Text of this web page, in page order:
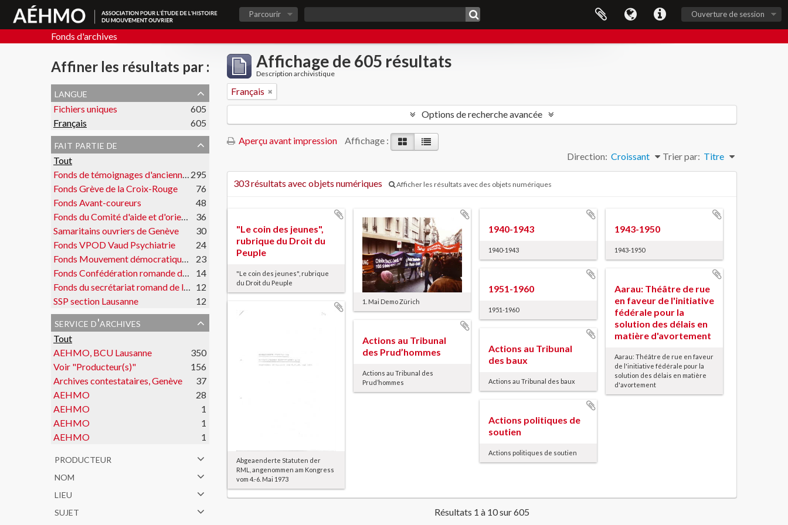
Ouverture de session
Parcourir
Fonds d'archives
Affiner les résultats par :
langue
Fichiers uniques
605
Français
605
fait partie de
Tout
Fonds de témoignages d'anciennes et anciens militants 295
Fonds Grève de la Croix-Rouge
76
Fonds Avant-coureurs
48
Fonds du Comité d'aide et d'orientation des victimes de l'amiante
36
Samaritains ouvriers de Genève
30
Fonds VPOD Vaud Psychiatrie
24
Fonds Mouvement démocratique des étudiants
23
Fonds Confédération romande du travail
14
Fonds du secrétariat romand de la FOBB 12
SSP section Lausanne
12
service d'archives
Tout
AEHMO, BCU Lausanne
350
Voir "Producteur(s)"
156
Archives contestataires, Genève
37
AEHMO
28
AEHMO
1
AEHMO
1
AEHMO
1
producteur
nom
lieu
sujet
Affichage de 605 résultats
Description archivistique
Français
Options de recherche avancée
Aperçu avant impression
Affichage :
Trier par: Titre
Direction: Croissant
303 résultats avec objets numériques Afficher les résultats avec des objets numériques
"Le coin des jeunes",
rubrique du Droit du
Peuple
"Le coin des jeunes", rubrique
du Droit du Peuple
1. Mai Demo Zürich
1940-1943
1940-1943
1943-1950
1943-1950
1951-1960
1951-1960
Aarau: Théâtre de rue
en faveur de l'initiative
fédérale pour la
solution des délais en
matière d'avortement
Aarau: Théâtre de rue en faveur
de l'initiative fédérale pour la
solution des délais en matière
d'avortement
Abgeaenderte Statuten der
RML, angenommen am Kongress
vom 4.-6. Mai 1973
Actions au Tribunal
des Prud’hommes
Actions au Tribunal des
Prud’hommes
Actions au Tribunal
des baux
Actions au Tribunal des baux
Actions politiques de
soutien
Actions politiques de soutien
Résultats 1 à 10 sur 605